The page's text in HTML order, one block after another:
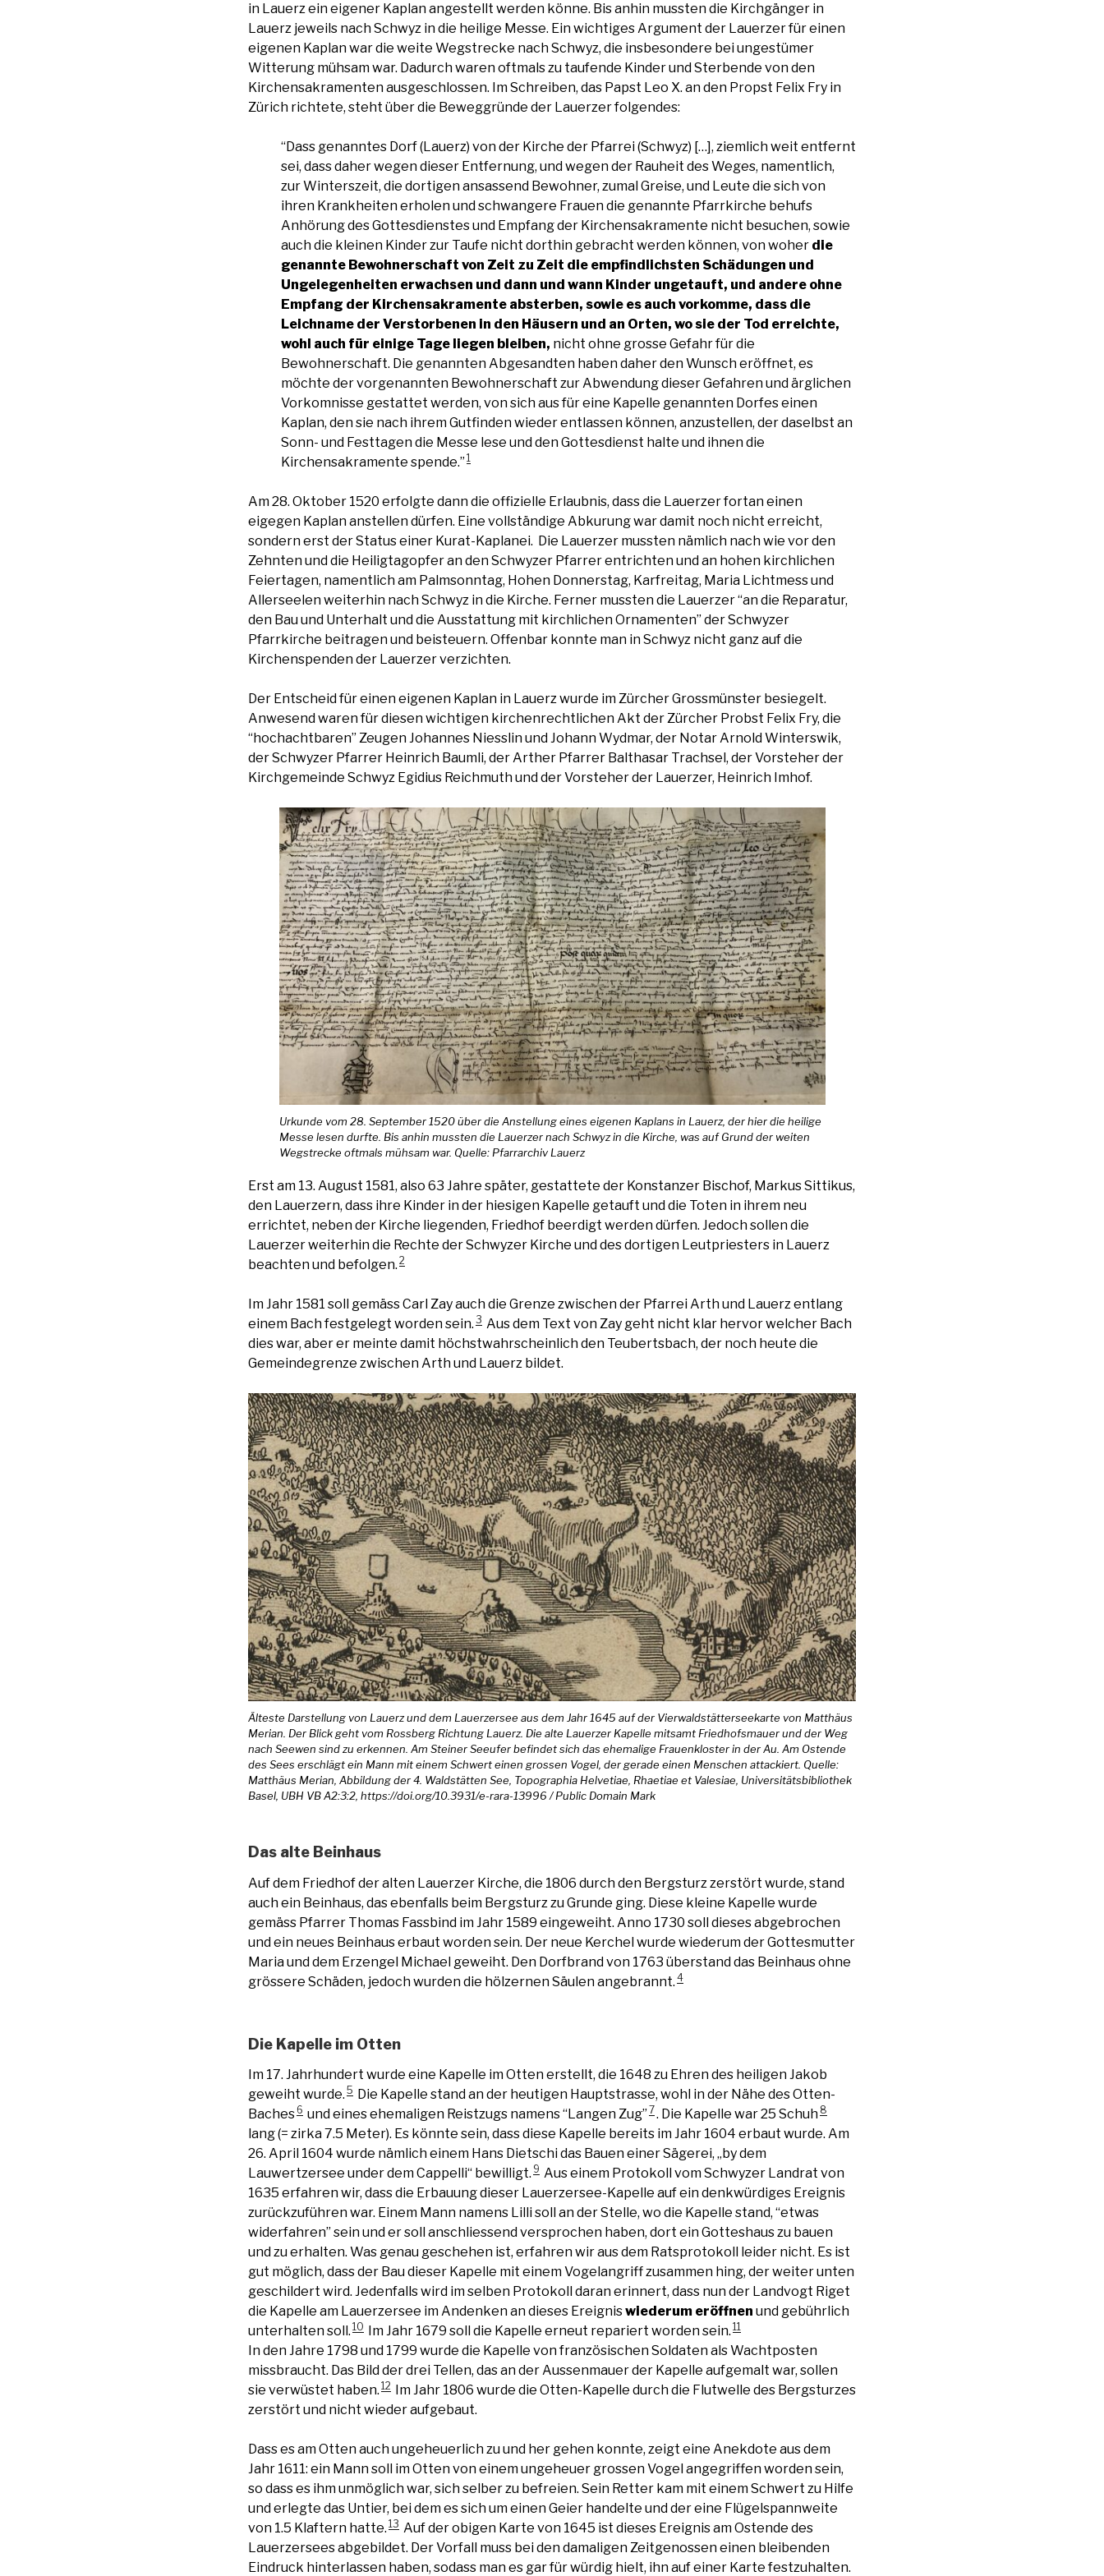
in Lauerz ein eigener Kaplan angestellt werden könne. Bis anhin mussten die Kirchgänger in
Lauerz jeweils nach Schwyz in die heilige Messe. Ein wichtiges Argument der Lauerzer für einen
eigenen Kaplan war die weite Wegstrecke nach Schwyz, die insbesondere bei ungestümer
Witterung mühsam war. Dadurch waren oftmals zu taufende Kinder und Sterbende von den
Kirchensakramenten ausgeschlossen. Im Schreiben, das Papst Leo X. an den Propst Felix Fry in
Zürich richtete, steht über die Beweggründe der Lauerzer folgendes:
“Dass genanntes Dorf (Lauerz) von der Kirche der Pfarrei (Schwyz) […], ziemlich weit entfernt
sei, dass daher wegen dieser Entfernung, und wegen der Rauheit des Weges, namentlich,
zur Winterszeit, die dortigen ansassend Bewohner, zumal Greise, und Leute die sich von
ihren Krankheiten erholen und schwangere Frauen die genannte Pfarrkirche behufs
Anhörung des Gottesdienstes und Empfang der Kirchensakramente nicht besuchen, sowie
auch die kleinen Kinder zur Taufe nicht dorthin gebracht werden können, von woher die
genannte Bewohnerschaft von Zeit zu Zeit die empfindlichsten Schädungen und
Ungelegenheiten erwachsen und dann und wann Kinder ungetauft, und andere ohne
Empfang der Kirchensakramente absterben, sowie es auch vorkomme, dass die
Leichname der Verstorbenen in den Häusern und an Orten, wo sie der Tod erreichte,
wohl auch für einige Tage liegen bleiben, nicht ohne grosse Gefahr für die
Bewohnerschaft. Die genannten Abgesandten haben daher den Wunsch eröffnet, es
möchte der vorgenannten Bewohnerschaft zur Abwendung dieser Gefahren und ärglichen
Vorkomnisse gestattet werden, von sich aus für eine Kapelle genannten Dorfes einen
Kaplan, den sie nach ihrem Gutfinden wieder entlassen können, anzustellen, der daselbst an
Sonn- und Festtagen die Messe lese und den Gottesdienst halte und ihnen die
Kirchensakramente spende.” 1
Am 28. Oktober 1520 erfolgte dann die offizielle Erlaubnis, dass die Lauerzer fortan einen
eigegen Kaplan anstellen dürfen. Eine vollständige Abkurung war damit noch nicht erreicht,
sondern erst der Status einer Kurat-Kaplanei. Die Lauerzer mussten nämlich nach wie vor den
Zehnten und die Heiligtagopfer an den Schwyzer Pfarrer entrichten und an hohen kirchlichen
Feiertagen, namentlich am Palmsonntag, Hohen Donnerstag, Karfreitag, Maria Lichtmess und
Allerseelen weiterhin nach Schwyz in die Kirche. Ferner mussten die Lauerzer “an die Reparatur,
den Bau und Unterhalt und die Ausstattung mit kirchlichen Ornamenten” der Schwyzer
Pfarrkirche beitragen und beisteuern. Offenbar konnte man in Schwyz nicht ganz auf die
Kirchenspenden der Lauerzer verzichten.
Der Entscheid für einen eigenen Kaplan in Lauerz wurde im Zürcher Grossmünster besiegelt.
Anwesend waren für diesen wichtigen kirchenrechtlichen Akt der Zürcher Probst Felix Fry, die
“hochachtbaren” Zeugen Johannes Niesslin und Johann Wydmar, der Notar Arnold Winterswik,
der Schwyzer Pfarrer Heinrich Baumli, der Arther Pfarrer Balthasar Trachsel, der Vorsteher der
Kirchgemeinde Schwyz Egidius Reichmuth und der Vorsteher der Lauerzer, Heinrich Imhof.
Urkunde vom 28. September 1520 über die Anstellung eines eigenen Kaplans in Lauerz, der hier die heilige
Messe lesen durfte. Bis anhin mussten die Lauerzer nach Schwyz in die Kirche, was auf Grund der weiten
Wegstrecke oftmals mühsam war. Quelle: Pfarrarchiv Lauerz
Erst am 13. August 1581, also 63 Jahre später, gestattete der Konstanzer Bischof, Markus Sittikus,
den Lauerzern, dass ihre Kinder in der hiesigen Kapelle getauft und die Toten in ihrem neu
errichtet, neben der Kirche liegenden, Friedhof beerdigt werden dürfen. Jedoch sollen die
Lauerzer weiterhin die Rechte der Schwyzer Kirche und des dortigen Leutpriesters in Lauerz
beachten und befolgen. 2
Im Jahr 1581 soll gemäss Carl Zay auch die Grenze zwischen der Pfarrei Arth und Lauerz entlang
einem Bach festgelegt worden sein. 3 Aus dem Text von Zay geht nicht klar hervor welcher Bach
dies war, aber er meinte damit höchstwahrscheinlich den Teubertsbach, der noch heute die
Gemeindegrenze zwischen Arth und Lauerz bildet.
Älteste Darstellung von Lauerz und dem Lauerzersee aus dem Jahr 1645 auf der Vierwaldstätterseekarte von Matthäus
Merian. Der Blick geht vom Rossberg Richtung Lauerz. Die alte Lauerzer Kapelle mitsamt Friedhofsmauer und der Weg
nach Seewen sind zu erkennen. Am Steiner Seeufer befindet sich das ehemalige Frauenkloster in der Au. Am Ostende
des Sees erschlägt ein Mann mit einem Schwert einen grossen Vogel, der gerade einen Menschen attackiert. Quelle:
Matthäus Merian, Abbildung der 4. Waldstätten See, Topographia Helvetiae, Rhaetiae et Valesiae, Universitätsbibliothek
Basel, UBH VB A2:3:2, https://doi.org/10.3931/e-rara-13996 / Public Domain Mark
Das alte Beinhaus
Auf dem Friedhof der alten Lauerzer Kirche, die 1806 durch den Bergsturz zerstört wurde, stand
auch ein Beinhaus, das ebenfalls beim Bergsturz zu Grunde ging. Diese kleine Kapelle wurde
gemäss Pfarrer Thomas Fassbind im Jahr 1589 eingeweiht. Anno 1730 soll dieses abgebrochen
und ein neues Beinhaus erbaut worden sein. Der neue Kerchel wurde wiederum der Gottesmutter
Maria und dem Erzengel Michael geweiht. Den Dorfbrand von 1763 überstand das Beinhaus ohne
grössere Schäden, jedoch wurden die hölzernen Säulen angebrannt. 4
Die Kapelle im Otten
Im 17. Jahrhundert wurde eine Kapelle im Otten erstellt, die 1648 zu Ehren des heiligen Jakob
geweiht wurde. 5 Die Kapelle stand an der heutigen Hauptstrasse, wohl in der Nähe des Otten-
Baches 6 und eines ehemaligen Reistzugs namens “Langen Zug” 7. Die Kapelle war 25 Schuh 8
lang (= zirka 7.5 Meter). Es könnte sein, dass diese Kapelle bereits im Jahr 1604 erbaut wurde. Am
26. April 1604 wurde nämlich einem Hans Dietschi das Bauen einer Sägerei, „by dem
Lauwertzersee under dem Cappelli“ bewilligt. 9 Aus einem Protokoll vom Schwyzer Landrat von
1635 erfahren wir, dass die Erbauung dieser Lauerzersee-Kapelle auf ein denkwürdiges Ereignis
zurückzuführen war. Einem Mann namens Lilli soll an der Stelle, wo die Kapelle stand, “etwas
widerfahren” sein und er soll anschliessend versprochen haben, dort ein Gotteshaus zu bauen
und zu erhalten. Was genau geschehen ist, erfahren wir aus dem Ratsprotokoll leider nicht. Es ist
gut möglich, dass der Bau dieser Kapelle mit einem Vogelangriff zusammen hing, der weiter unten
geschildert wird. Jedenfalls wird im selben Protokoll daran erinnert, dass nun der Landvogt Riget
die Kapelle am Lauerzersee im Andenken an dieses Ereigniswiederum eröffnen und gebührlich
unterhalten soll. 10 Im Jahr 1679 soll die Kapelle erneut repariert worden sein. 11
In den Jahre 1798 und 1799 wurde die Kapelle von französischen Soldaten als Wachtposten
missbraucht. Das Bild der drei Tellen, das an der Aussenmauer der Kapelle aufgemalt war, sollen
sie verwüstet haben. 12 Im Jahr 1806 wurde die Otten-Kapelle durch die Flutwelle des Bergsturzes
zerstört und nicht wieder aufgebaut.
Dass es am Otten auch ungeheuerlich zu und her gehen konnte, zeigt eine Anekdote aus dem
Jahr 1611: ein Mann soll im Otten von einem ungeheuer grossen Vogel angegriffen worden sein,
so dass es ihm unmöglich war, sich selber zu befreien. Sein Retter kam mit einem Schwert zu Hilfe
und erlegte das Untier, bei dem es sich um einen Geier handelte und der eine Flügelspannweite
von 1.5 Klaftern hatte. 13 Auf der obigen Karte von 1645 ist dieses Ereignis am Ostende des
Lauerzersees abgebildet. Der Vorfall muss bei den damaligen Zeitgenossen einen bleibenden
Eindruck hinterlassen haben, sodass man es gar für würdig hielt, ihn auf einer Karte festzuhalten.